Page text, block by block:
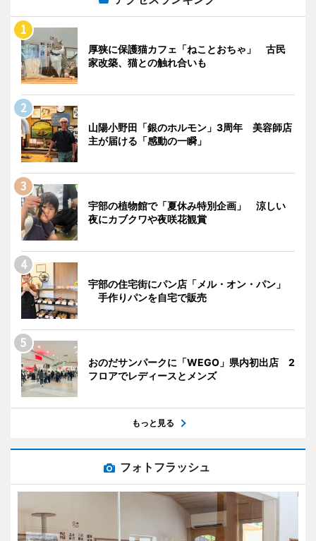
厚狭に保護猫カフェ「ねことおちゃ」 古民
家改築、猫との触れ合いも
山陽小野田「銀のホルモン」3周年 美容師店
主が届ける「感動の一瞬」
宇部の植物館で「夏休み特別企画」 涼しい
夜にカブクワや夜咲花観賞
宇部の住宅街にパン店「メル・オン・パン」
手作りパンを自宅で販売
おのだサンパークに「WEGO」県内初出店 2
フロアでレディースとメンズ
もっと見る
フォトフラッシュ